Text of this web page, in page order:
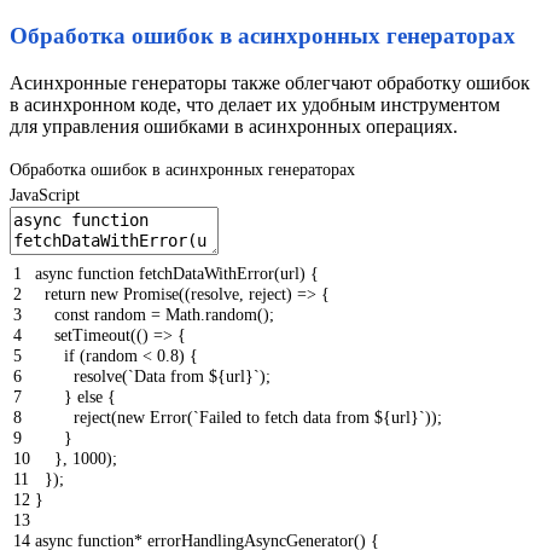
Обработка ошибок в асинхронных генераторах
Асинхронные генераторы также облегчают обработку ошибок
в асинхронном коде, что делает их удобным инструментом
для управления ошибками в асинхронных операциях.
Обработка ошибок в асинхронных генераторах
JavaScript
1
2
3
4
5
6
7
8
9
10
11
12
13
14
async function fetchDataWithError(url) {
return new Promise((resolve reject) => {
const random = Math random();
setTimeout(() => {
if (random < 0.8) {
resolve(`Data from ${url}`);
} else {
reject(new Error(`Failed to fetch data from ${url}`));
}
}
1000);
});
}
async function* errorHandlingAsyncGenerator() {